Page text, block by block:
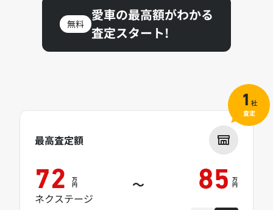
無料
愛車の最高額がわかる
査定スタート!
最高査定額
72 万
円 ～ 85 万
円
ネクステージ
1 社
査定